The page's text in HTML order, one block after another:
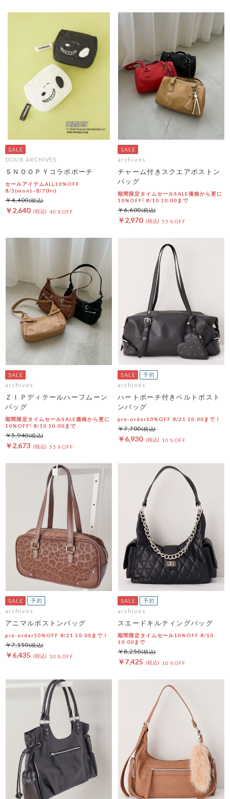
DOUX ARCHIVES
ＳＮＯＯＰＹコラボポーチ
セールアイテムALL10%OFF
8/3(mon)~8/7(fri)
￥2,640 40％OFF
￥4,400
archives
チャーム付きスクエアボストン
バッグ
期間限定タイムセールSALE価格から更に
10%OFF! 8/10 10:00まで
￥2,970 55％OFF
￥6,600
archives
ＺＩＰディテールハーフムーン
バッグ
期間限定タイムセールSALE価格から更に
10%OFF! 8/10 10:00まで
￥2,673 55％OFF
￥5,940
archives
ハートポーチ付きベルトボスト
ンバッグ
pre-order10%OFF 8/21 10:00まで！
￥6,930 10％OFF
￥7,700
archives
アニマルボストンバッグ
pre-order10%OFF 8/21 10:00まで！
￥6,435 10％OFF
￥7,150
archives
スエードキルティングバッグ
期間限定タイムセール10%OFF 8/10
10:00まで
￥7,425 10％OFF
￥8,250